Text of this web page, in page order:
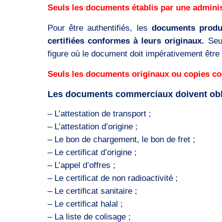
Seuls les documents établis par une
Pour être authentifiés, les documents
certifiées conformes à leurs originaux.
figure où le document doit impérativement être
Seuls les documents originaux ou copies
Les documents commerciaux doivent
– L’attestation de transport ;
– L’attestation d’origine ;
– Le bon de chargement, le bon de fret ;
– Le certificat d’origine ;
– L’appel d’offres ;
– Le certificat de non radioactivité ;
– Le certificat sanitaire ;
– Le certificat halal ;
– La liste de colisage ;